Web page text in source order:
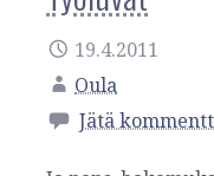
19.4.2011
Oula
Jätä